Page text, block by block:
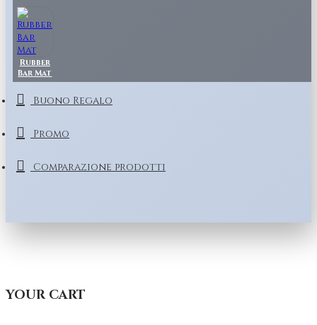
Rubber
Bar Mat
Buono Regalo
Promo
Comparazione prodotti
YOUR CART